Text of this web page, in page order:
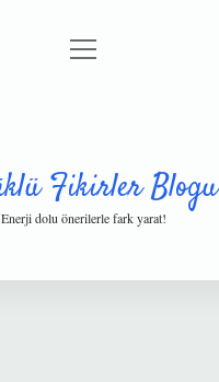
Gizlilik Politikası
menüyü
Fikirler Blogu
Enerji dolu önerilerle fark yarat!